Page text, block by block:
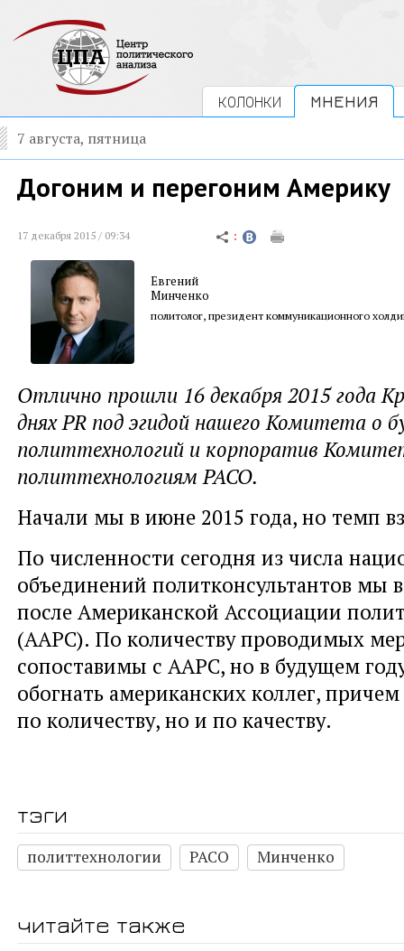
КОЛОНКИ МНЕНИЯ
7 августа, пятница
Догоним и перегоним Америку
17 декабря 2015 / 09:34
Евгений
Минченко
политолог, президент коммуникационного
Отлично прошли 16 декабря 2015 года
днях PR под эгидой нашего Комитета о
политтехнологий и корпоратив
политтехнологиям РАСО.
Начали мы в июне 2015 года, но темп
По численности сегодня из числа
объединений политконсультантов мы
после Американской Ассоциации
(AAPC). По количеству проводимых
сопоставимы с AAPC, но в будущем
обогнать американских коллег,
по количеству, но и по качеству.
тэги
политтехнологии РАСО Минченко
читайте также